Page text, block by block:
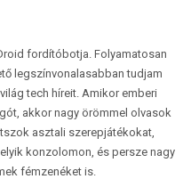
fordítóbotja. Folyamatosan
legszínvonalasabban tudjam
tech híreit. Amikor emberi
akkor nagy örömmel olvasok
asztali szerepjátékokat,
konzolomon, és persze nagy
fémzenéket is.